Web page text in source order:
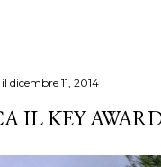
dicembre 11, 2014
IL KEY